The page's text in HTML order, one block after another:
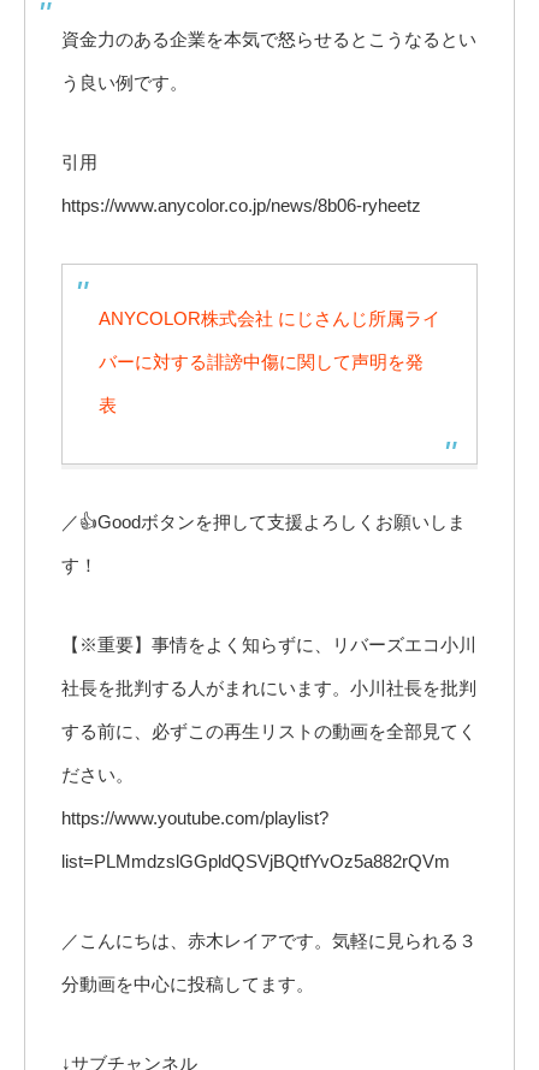
資金力のある企業を本気で怒らせるとこうなるとい
う良い例です。
引用
https://www.anycolor.co.jp/news/8b06-ryheetz
ANYCOLOR株式会社 にじさんじ所属ライ
バーに対する誹謗中傷に関して声明を発
表
／👍Goodボタンを押して支援よろしくお願いしま
す！
【※重要】事情をよく知らずに、リバーズエコ小川
社長を批判する人がまれにいます。小川社長を批判
する前に、必ずこの再生リストの動画を全部見てく
ださい。
https://www.youtube.com/playlist?
list=PLMmdzslGGpldQSVjBQtfYvOz5a882rQVm
／こんにちは、赤木レイアです。気軽に見られる３
分動画を中心に投稿してます。
↓サブチャンネル